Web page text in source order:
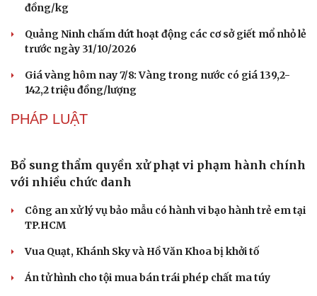
đồng/kg
Quảng Ninh chấm dứt hoạt động các cơ sở giết mổ nhỏ lẻ
trước ngày 31/10/2026
Giá vàng hôm nay 7/8: Vàng trong nước có giá 139,2-
142,2 triệu đồng/lượng
PHÁP LUẬT
Bổ sung thẩm quyền xử phạt vi phạm hành chính
với nhiều chức danh
Công an xử lý vụ bảo mẫu có hành vi bạo hành trẻ em tại
TP.HCM
Vua Quạt, Khánh Sky và Hồ Văn Khoa bị khởi tố
Án tử hình cho tội mua bán trái phép chất ma túy